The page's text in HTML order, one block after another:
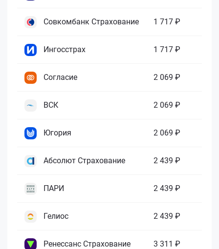
Совкомбанк Страхование 1 717 ₽
Ингосстрах 1 717 ₽
Согласие 2 069 ₽
ВСК 2 069 ₽
Югория 2 069 ₽
Абсолют Страхование 2 439 ₽
ПАРИ 2 439 ₽
Гелиос 2 439 ₽
Ренессанс Страхование 3 311 ₽